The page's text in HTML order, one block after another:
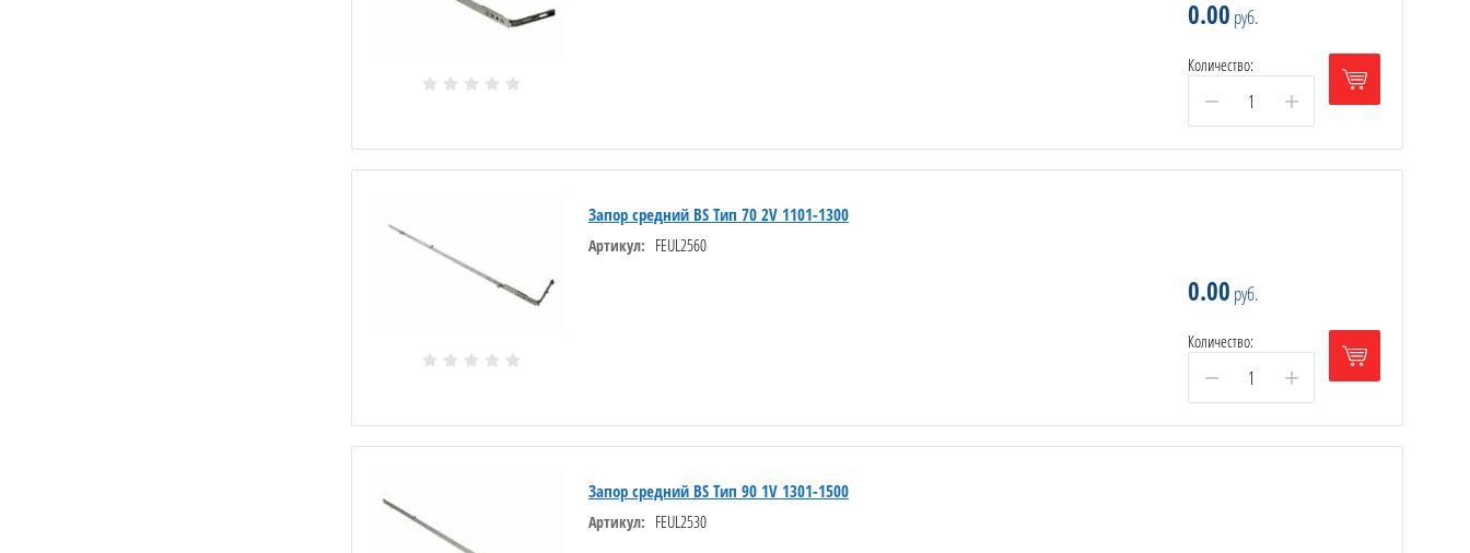
0.00 руб.
Количество:
− +
Запор средний BS Тип 70 2V 1101-1300
Артикул: FEUL2560
0.00 руб.
Количество:
− +
Запор средний BS Тип 90 1V 1301-1500
Артикул: FEUL2530